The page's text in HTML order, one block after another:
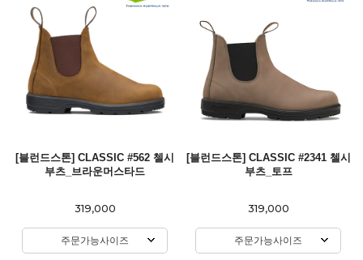
[블런드스톤] CLASSIC #562 첼시
부츠_브라운머스타드
319,000
주문가능사이즈
[블런드스톤] CLASSIC #2341 첼시
부츠_토프
319,000
주문가능사이즈